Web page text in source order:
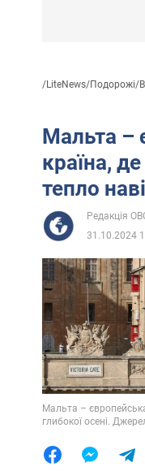
/LiteNews/Подорожі/
Мальта –
країна,
тепло
Редакція
31.10.2024
Мальта –
глибокої осені.